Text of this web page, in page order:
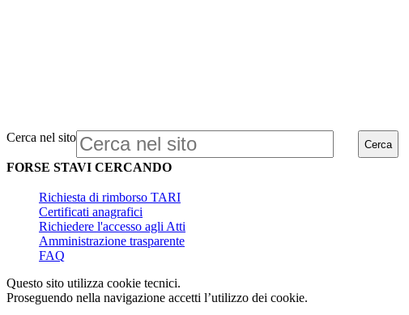
Cerca nel sito Cerca
FORSE STAVI CERCANDO
Richiesta di rimborso TARI
Certificati anagrafici
Richiedere l'accesso agli Atti
Amministrazione trasparente
FAQ
Questo sito utilizza cookie tecnici.
Proseguendo nella navigazione accetti l’utilizzo dei cookie.